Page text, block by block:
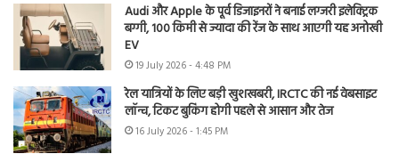
Audi और Apple के पूर्व डिजाइनरों ने बनाई लग्जरी इलेक्ट्रिक
बग्गी, 100 किमी से ज्यादा की रेंज के साथ आएगी यह अनोखी
EV
19 July 2026 - 4:48 PM
रेल यात्रियों के लिए बड़ी खुशखबरी, IRCTC की नई वेबसाइट
लॉन्च, टिकट बुकिंग होगी पहले से आसान और तेज
16 July 2026 - 1:45 PM